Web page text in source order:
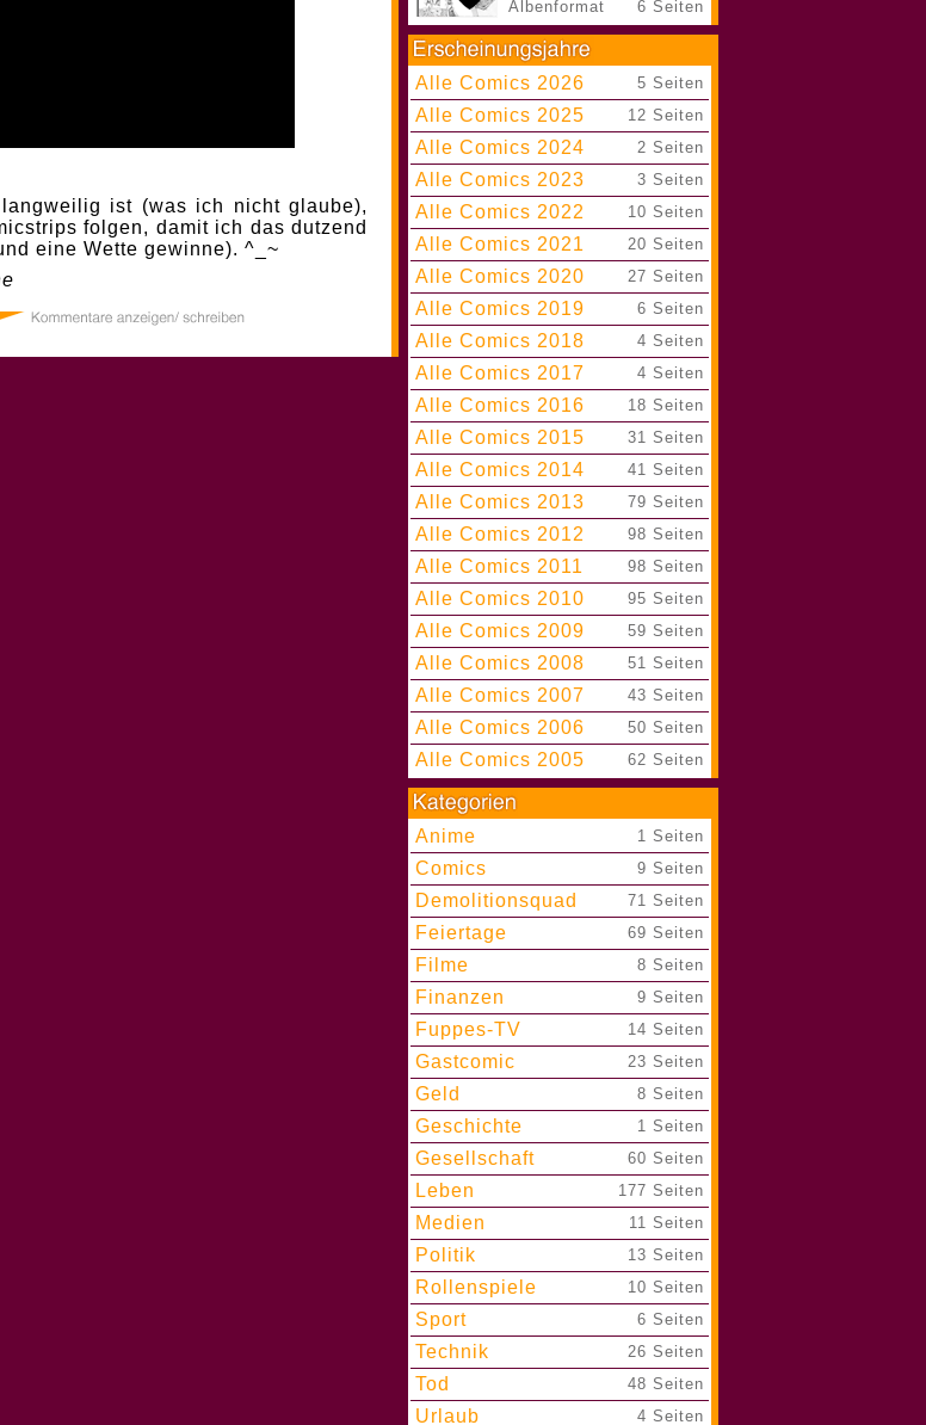
ist (was ich nicht glaube),
folgen, damit ich das dutzend
eine Wette gewinne). ^_~
Albenformat
6 Seiten
Alle Comics 2026 5 Seiten
Alle Comics 2025 12 Seiten
Alle Comics 2024 2 Seiten
Alle Comics 2023 3 Seiten
Alle Comics 2022 10 Seiten
Alle Comics 2021 20 Seiten
Alle Comics 2020 27 Seiten
Alle Comics 2019 6 Seiten
Alle Comics 2018 4 Seiten
Alle Comics 2017 4 Seiten
Alle Comics 2016 18 Seiten
Alle Comics 2015 31 Seiten
Alle Comics 2014 41 Seiten
Alle Comics 2013 79 Seiten
Alle Comics 2012 98 Seiten
Alle Comics 2011 98 Seiten
Alle Comics 2010 95 Seiten
Alle Comics 2009 59 Seiten
Alle Comics 2008 51 Seiten
Alle Comics 2007 43 Seiten
Alle Comics 2006 50 Seiten
Alle Comics 2005 62 Seiten
Anime 1 Seiten
Comics 9 Seiten
Demolitionsquad 71 Seiten
Feiertage 69 Seiten
Filme 8 Seiten
Finanzen 9 Seiten
Fuppes-TV 14 Seiten
Gastcomic 23 Seiten
Geld 8 Seiten
Geschichte 1 Seiten
Gesellschaft 60 Seiten
Leben 177 Seiten
Medien 11 Seiten
Politik 13 Seiten
Rollenspiele 10 Seiten
Sport 6 Seiten
Technik 26 Seiten
Tod 48 Seiten
Urlaub 4 Seiten